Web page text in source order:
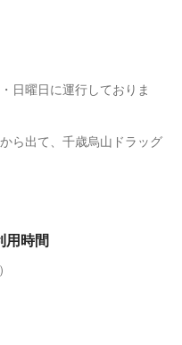
日曜日に運行しておりま
ら出て、千歳烏山ドラッグ
用時間